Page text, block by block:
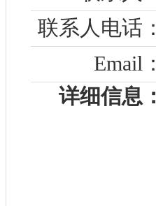
联系人电话：
Email：
详细信息：